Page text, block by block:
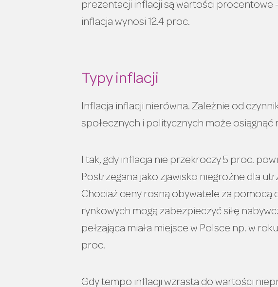
prezentacji inflacji są wartości procentowe
inflacja wynosi 12.4 proc.
Typy inflacji
Inflacja inflacji nierówna. Zależnie od
społecznych i politycznych może osiągnąć
I tak, gdy inflacja nie przekroczy 5 proc.
Postrzegana jako zjawisko niegroźne dla
Chociaż ceny rosną obywatele za pomocą
rynkowych mogą zabezpieczyć siłę
pełzająca miała miejsce w Polsce np. w
proc.
Gdy tempo inflacji wzrasta do wartości